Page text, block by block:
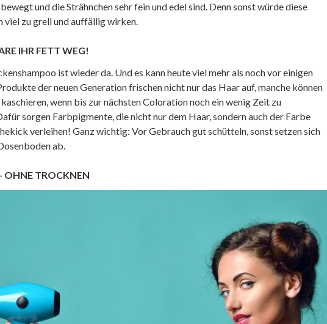
und die Strähnchen sehr fein und edel sind. Denn sonst würde diese
viel zu grell und auffällig wirken.
IHR FETT WEG!
ist wieder da. Und es kann heute viel mehr als noch vor einigen
der neuen Generation frischen nicht nur das Haar auf, manche können
wenn bis zur nächsten Coloration noch ein wenig Zeit zu
sorgen Farbpigmente, die nicht nur dem Haar, sondern auch der Farbe
verleihen! Ganz wichtig: Vor Gebrauch gut schütteln, sonst setzen sich
ab.
OHNE TROCKNEN